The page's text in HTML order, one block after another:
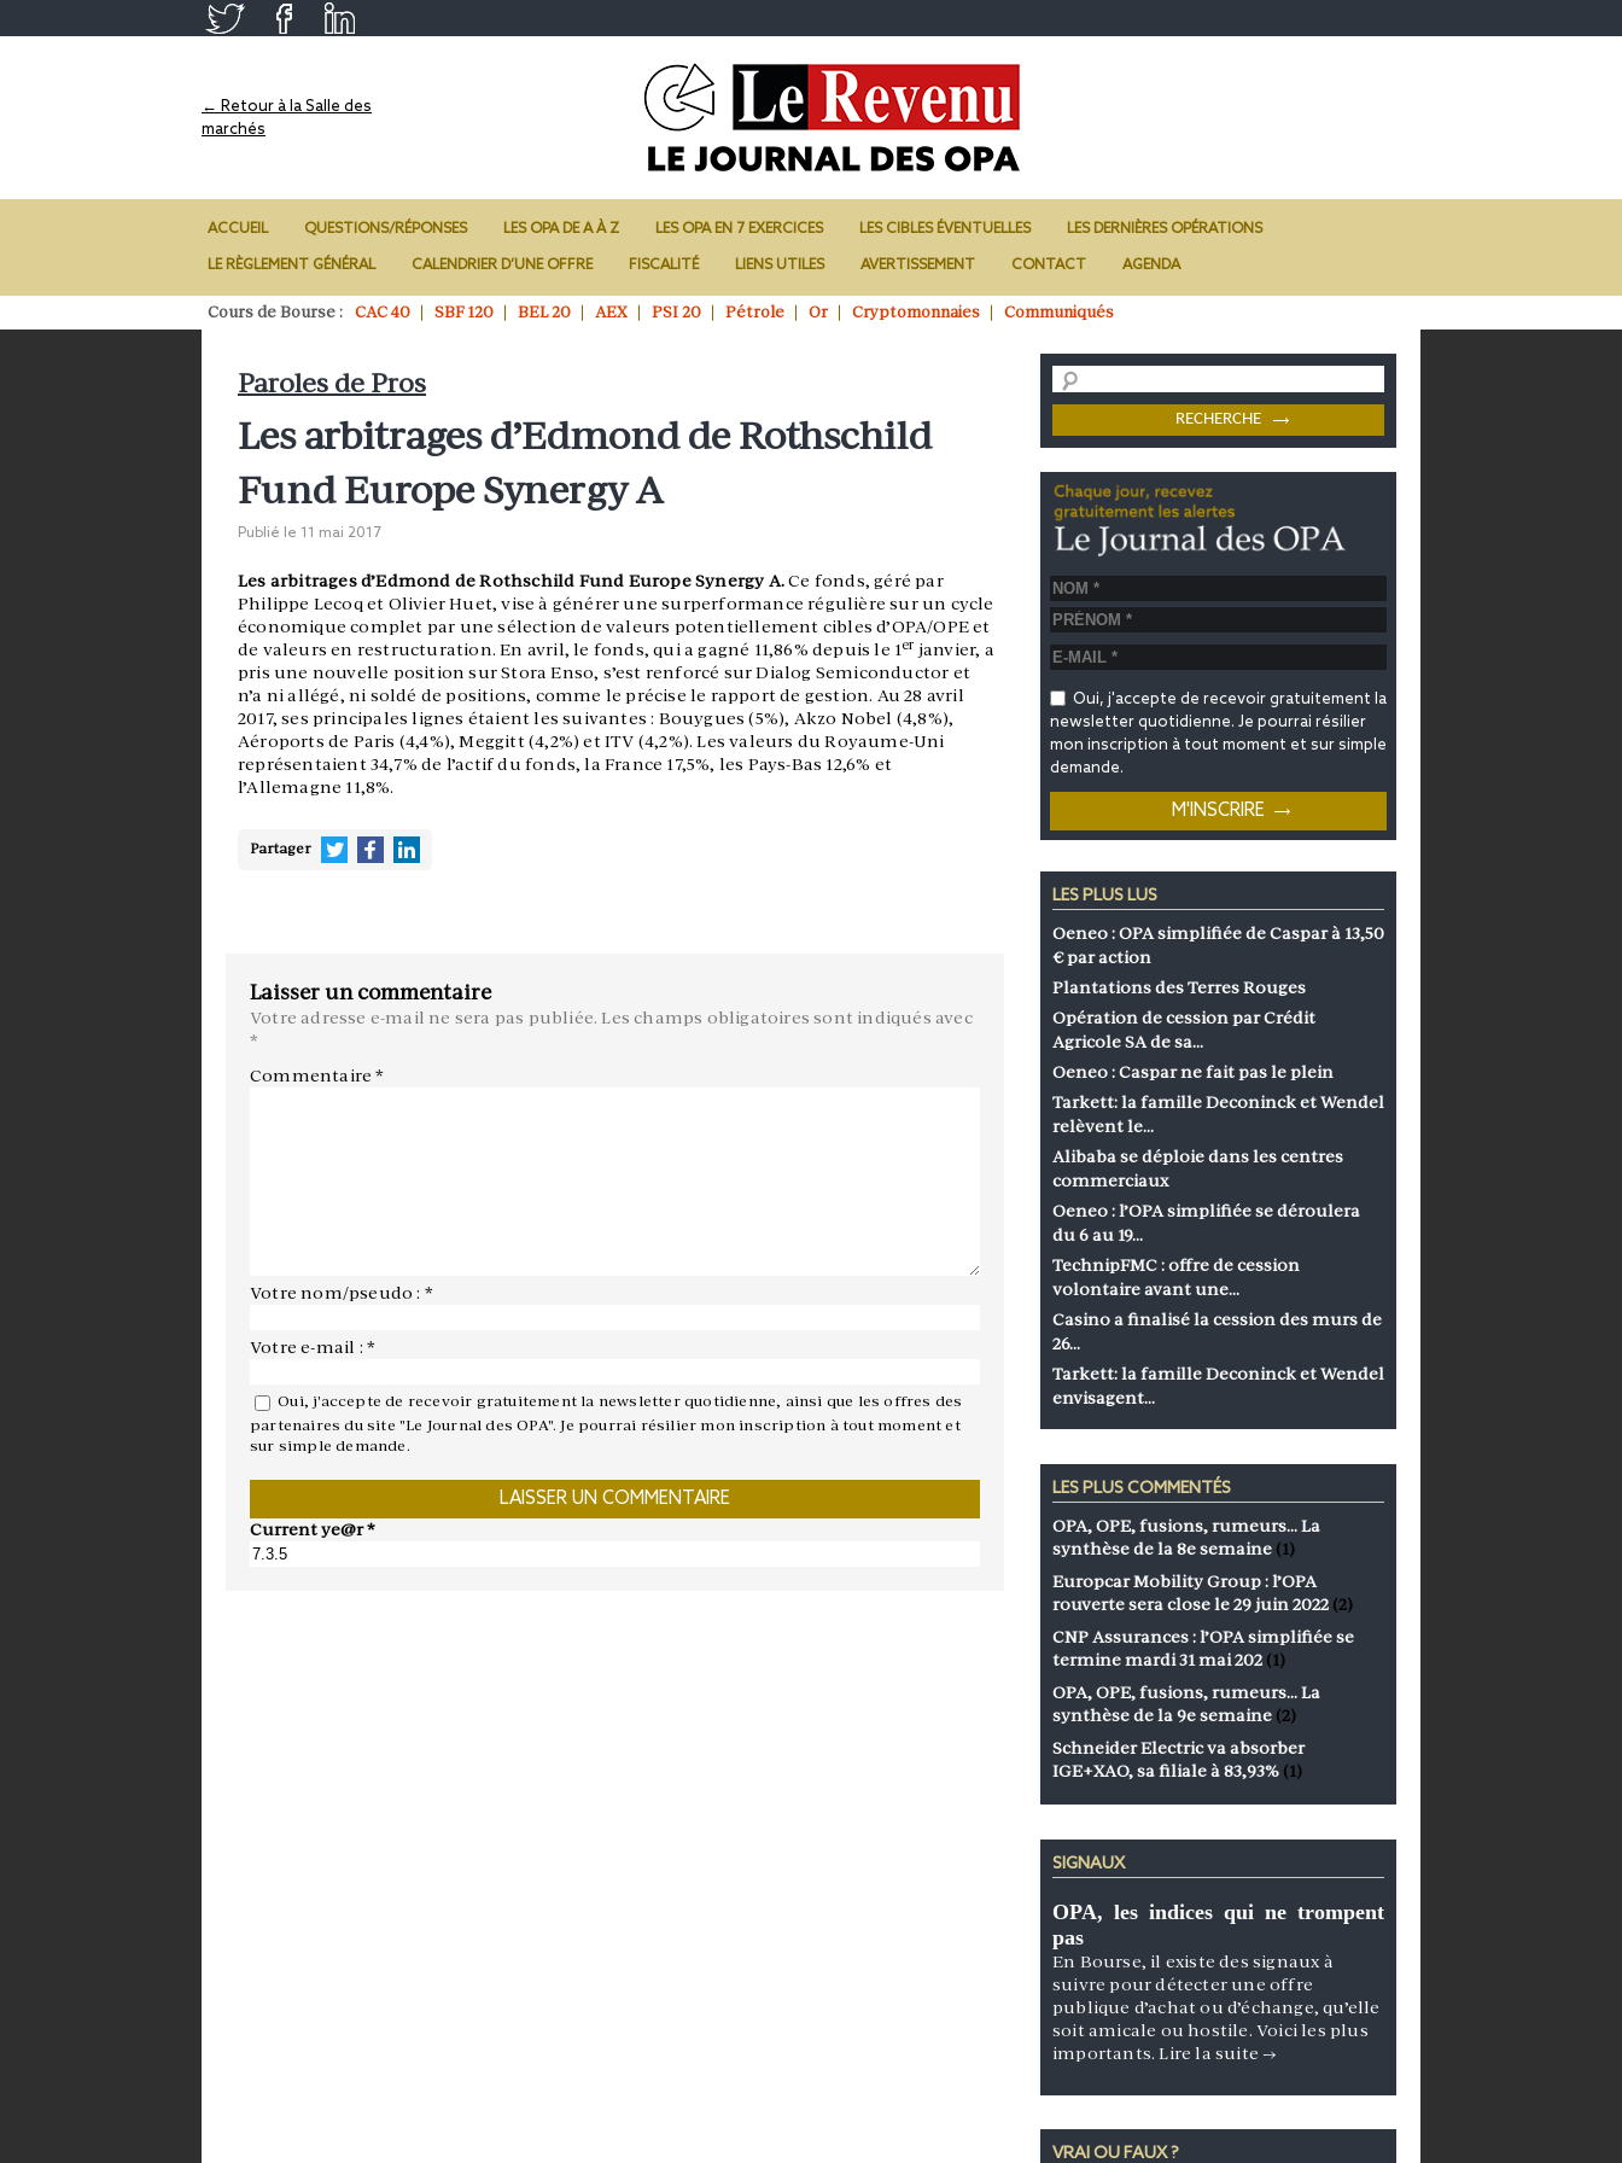
← Retour à la Salle des
marchés
ACCUEIL QUESTIONS/RÉPONSES LES OPA DE A À Z LES OPA EN 7 EXERCICES LES CIBLES ÉVENTUELLES LES DERNIÈRES OPÉRATIONS
LE RÈGLEMENT GÉNÉRAL CALENDRIER D’UNE OFFRE FISCALITÉ LIENS UTILES AVERTISSEMENT CONTACT AGENDA
Cours de Bourse : CAC 40 SBF 120 BEL 20 AEX PSI 20 Pétrole Or Cryptomonnaies Communiqués
Paroles de Pros
Les arbitrages d’Edmond de Rothschild
Fund Europe Synergy A
Publié le 11 mai 2017
Les arbitrages d’Edmond de Rothschild Fund Europe Synergy A.Ce fonds, géré par
Philippe Lecoq et Olivier Huet, vise à générer une surperformance régulière sur un cycle
économique complet par une sélection de valeurs potentiellement cibles d’OPA/OPE et
de valeurs en restructuration. En avril, le fonds, qui a gagné 11,86% depuis le 1er janvier, a
pris une nouvelle position sur Stora Enso, s’est renforcé sur Dialog Semiconductor et
n’a ni allégé, ni soldé de positions, comme le précise le rapport de gestion. Au 28 avril
2017, ses principales lignes étaient les suivantes : Bouygues (5%), Akzo Nobel (4,8%),
Aéroports de Paris (4,4%), Meggitt (4,2%) et ITV (4,2%). Les valeurs du Royaume-Uni
représentaient 34,7% de l’actif du fonds, la France 17,5%, les Pays-Bas 12,6% et
l’Allemagne 11,8%.
Partager
Laisser un commentaire
Votre adresse e-mail ne sera pas publiée. Les champs obligatoires sont indiqués avec
*
Commentaire*
Votre nom/pseudo : *
Votre e-mail : *
Oui, j'accepte de recevoir gratuitement la newsletter quotidienne, ainsi que les offres des
partenaires du site "Le Journal des OPA". Je pourrai résilier mon inscription à tout moment et
sur simple demande.
Current ye@r*
Oui, j'accepte de recevoir gratuitement la
newsletter quotidienne. Je pourrai résilier
mon inscription à tout moment et sur simple
demande.
LES PLUS LUS
Oeneo : OPA simplifiée de Caspar à 13,50
€ par action
Plantations des Terres Rouges
Opération de cession par Crédit
Agricole SA de sa…
Oeneo : Caspar ne fait pas le plein
Tarkett: la famille Deconinck et Wendel
relèvent le…
Alibaba se déploie dans les centres
commerciaux
Oeneo : l’OPA simplifiée se déroulera
du 6 au 19…
TechnipFMC : offre de cession
volontaire avant une…
Casino a finalisé la cession des murs de
26…
Tarkett: la famille Deconinck et Wendel
envisagent…
LES PLUS COMMENTÉS
OPA, OPE, fusions, rumeurs… La
synthèse de la 8e semaine (1)
Europcar Mobility Group : l’OPA
rouverte sera close le 29 juin 2022 (2)
CNP Assurances : l’OPA simplifiée se
termine mardi 31 mai 202 (1)
OPA, OPE, fusions, rumeurs… La
synthèse de la 9e semaine (2)
Schneider Electric va absorber
IGE+XAO, sa filiale à 83,93% (1)
SIGNAUX
OPA, les indices qui ne trompent
pas
En Bourse, il existe des signaux à
suivre pour détecter une offre
publique d’achat ou d’échange, qu’elle
soit amicale ou hostile. Voici les plus
importants.Lire la suite →
VRAI OU FAUX ?